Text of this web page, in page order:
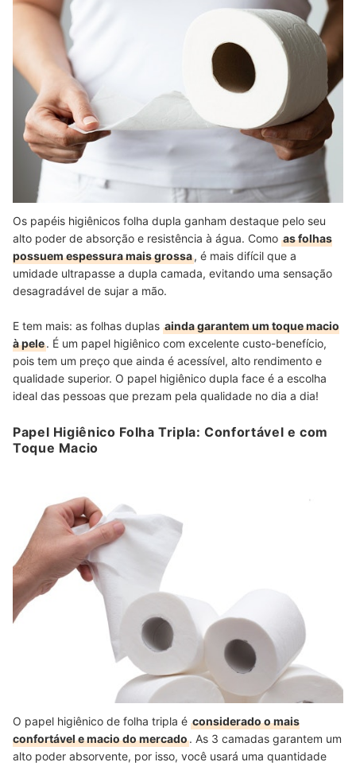
Os papéis higiênicos folha dupla ganham destaque pelo seu
alto poder de absorção e resistência à água. Como as folhas
possuem espessura mais grossa, é mais difícil que a
umidade ultrapasse a dupla camada, evitando uma sensação
desagradável de sujar a mão.
E tem mais: as folhas duplas ainda garantem um toque macio
à pele. É um papel higiênico com excelente custo-benefício,
pois tem um preço que ainda é acessível, alto rendimento e
qualidade superior. O papel higiênico dupla face é a escolha
ideal das pessoas que prezam pela qualidade no dia a dia!
Papel Higiênico Folha Tripla: Confortável e com
Toque Macio
O papel higiênico de folha tripla é considerado o mais
confortável e macio do mercado. As 3 camadas garantem um
alto poder absorvente, por isso, você usará uma quantidade